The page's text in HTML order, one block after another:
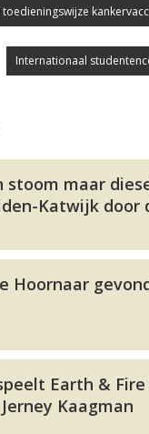
Internationaal
stoom maar
Katwijk door
Hoornaar
Earth &
Kaagman